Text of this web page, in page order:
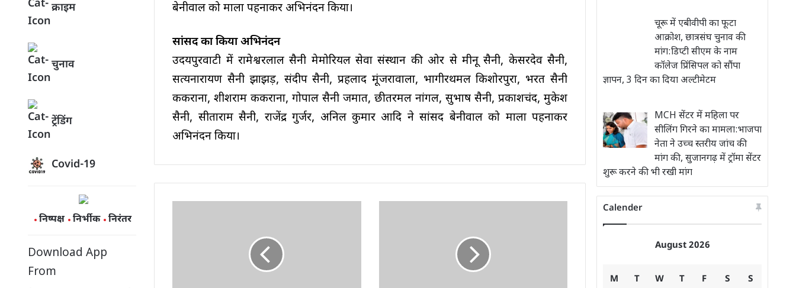
क्राइम
चुनाव
ट्रेंडिंग
Covid-19
निष्पक्ष निर्भीक निरंतर
Download App
From
बेनीवाल को माला पहनाकर अभिनंदन किया।
सांसद का किया अभिनंदन
उदयपुरवाटी में रामेश्वरलाल सैनी मेमोरियल सेवा संस्थान की ओर से मीनू सैनी, केसरदेव सैनी,
सत्यनारायण सैनी झाझड़, संदीप सैनी, प्रहलाद मूंजरावाला, भागीरथमल किशोरपुरा, भरत सैनी
ककराना, शीशराम ककराना, गोपाल सैनी जमात, छीतरमल नांगल, सुभाष सैनी, प्रकाशचंद, मुकेश
सैनी, सीताराम सैनी, राजेंद्र गुर्जर, अनिल कुमार आदि ने सांसद बेनीवाल को माला पहनाकर
अभिनंदन किया।
चूरू में एबीवीपी का फूटा
आक्रोश, छात्रसंघ चुनाव की
मांग:डिप्टी सीएम के नाम
कॉलेज प्रिंसिपल को सौंपा
ज्ञापन, 3 दिन का दिया अल्टीमेटम
MCH सेंटर में महिला पर
सीलिंग गिरने का मामला:भाजपा
नेता ने उच्च स्तरीय जांच की
मांग की, सुजानगढ़ में ट्रॉमा सेंटर
शुरू करने की भी रखी मांग
Calender
August 2026
M T W T F S S